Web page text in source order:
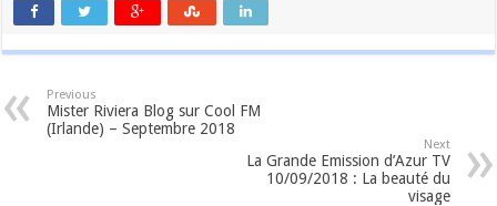
Previous
Mister Riviera Blog sur Cool FM
(Irlande) – Septembre 2018
Next
La Grande Emission d’Azur TV
10/09/2018 : La beauté du
visage